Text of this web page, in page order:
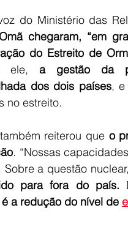
do Ministério das
chegaram, “em
do Estreito de
ele, a gestão da
dos dois países, e
no estreito.
reiterou que o
. “Nossas
Sobre a questão
para fora do país.
a redução do nível de